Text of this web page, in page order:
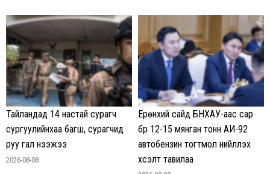
Тайландад 14 настай сурагч
сургуулийнхаа багш, сурагчид
руу гал нээжээ
2026-08-08
Ерөнхий сайд БНХАУ-аас сар
бүр 12-15 мянган тонн АИ-92
автобензин тогтмол нийлүүлэх
хүсэлт тавилаа